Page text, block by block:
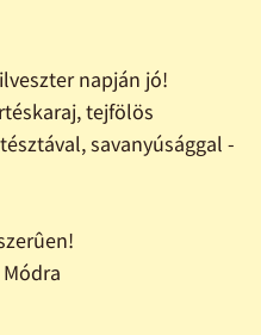
napján jó!
tejfölös
savanyúsággal -